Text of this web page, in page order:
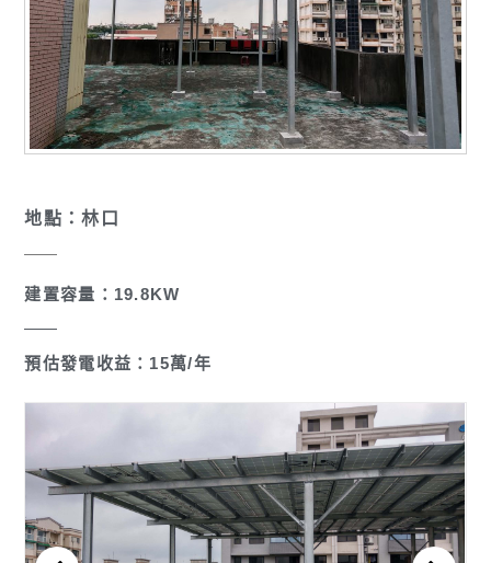
地點：林口
建置容量：19.8KW
預估發電收益：15萬/年